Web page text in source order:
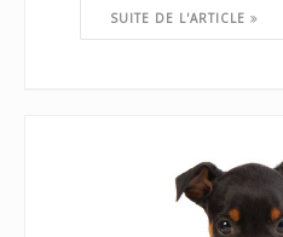
SUITE DE L'ARTICLE